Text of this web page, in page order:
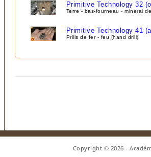
Primitive Technology 32
Terre - bas-fourneau - minerai
Primitive Technology 41
Prills de fer - feu (hand drill)
Copyright © 2026 -